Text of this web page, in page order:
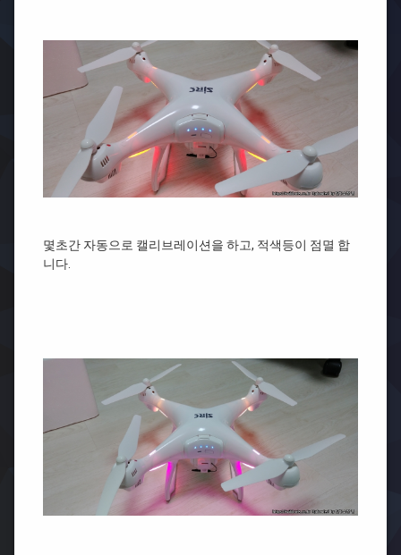
몇초간 자동으로 캘리브레이션을 하고, 적색등이 점멸 합
니다.